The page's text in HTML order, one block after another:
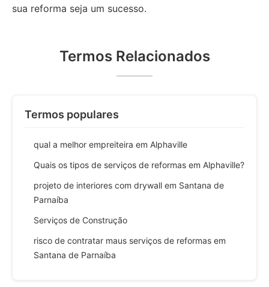
sua reforma seja um sucesso.
Termos Relacionados
Termos populares
qual a melhor empreiteira em Alphaville
Quais os tipos de serviços de reformas em Alphaville?
projeto de interiores com drywall em Santana de
Parnaíba
Serviços de Construção
risco de contratar maus serviços de reformas em
Santana de Parnaíba